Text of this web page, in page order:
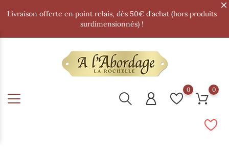
Livraison offerte en point relais, dès 50€ d'achat (hors produits
surdimensionnés) !
0 0